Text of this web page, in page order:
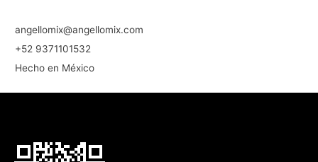
angellomix@angellomix.com
+52 9371101532
Hecho en México